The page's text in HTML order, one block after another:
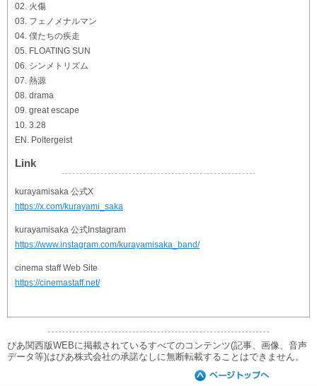
02. 火傷
03. フェノメナルマン
04. 僕たちの疾走
05. FLOATING SUN
06. シンメトリズム
07. 熱源
08. drama
09. great escape
10. 3.28
EN. Poltergeist
Link
kurayamisaka 公式X
https://x.com/kurayami_saka
kurayamisaka 公式Instagram
https://www.instagram.com/kurayamisaka_band/
cinema staff Web Site
https://cinemastaff.net/
ぴあ関西版WEBに掲載されているすべてのコンテンツ(記事、画像、音声
データ等)はぴあ株式会社の承諾なしに無断転載することはできません。